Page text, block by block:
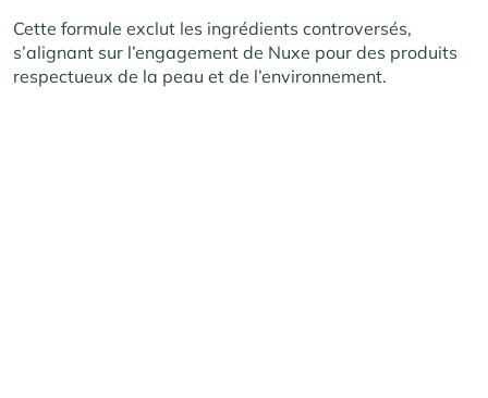
Cette formule exclut les ingrédients controversés,
s’alignant sur l’engagement de Nuxe pour des produits
respectueux de la peau et de l’environnement.